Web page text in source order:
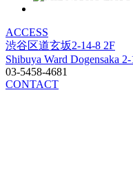
ACCESS
渋谷区道玄坂2-14-8 2F
Shibuya Ward Dogensaka
03-5458-4681
CONTACT